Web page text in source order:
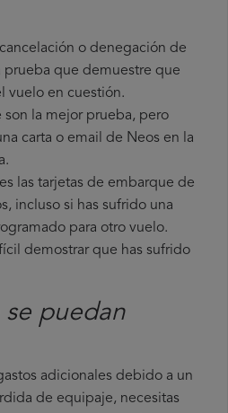
o denegación de
prueba que demuestre que
vuelo en cuestión.
son la mejor prueba, pero
carta o email de Neos en la
las tarjetas de embarque de
incluso si has sufrido una
para otro vuelo.
demostrar que has sufrido
se puedan
adicionales debido a un
de equipaje, necesitas